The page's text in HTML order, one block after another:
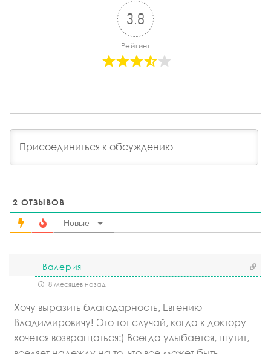
3.8
Рейтинг
2 ОТЗЫВОВ
Новые
Валерия
8 месяцев назад
Хочу выразить благодарность, Евгению
Владимировичу! Это тот случай, когда к доктору
хочется возвращаться:) Всегда улыбается, шутит,